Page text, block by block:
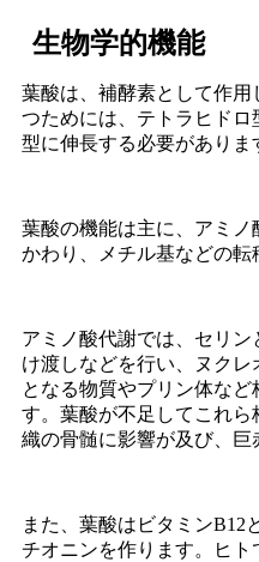
生物学的機能
葉酸は、補酵素として作
つためには、テトラヒド
型に伸長する必要がありま
葉酸の機能は主に、アミ
かわり、メチル基などの転
アミノ酸代謝では、セリ
け渡しなどを行い、ヌク
となる物質やプリン体な
す。葉酸が不足してこれ
織の骨髄に影響が及び、巨
また、葉酸はビタミンB12
チオニンを作ります。ヒ